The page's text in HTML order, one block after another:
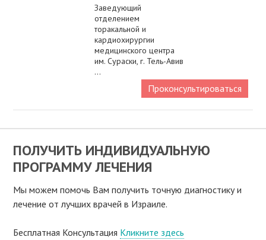
Заведующий
отделением
торакальной и
кардиохирургии
медицинского центра
им. Сураски, г. Тель-Авив
...
Проконсультироваться
ПОЛУЧИТЬ ИНДИВИДУАЛЬНУЮ
ПРОГРАММУ ЛЕЧЕНИЯ
Мы можем помочь Вам получить точную диагностику и
лечение от лучших врачей в Израиле.
Бесплатная Консультация Кликните здесь